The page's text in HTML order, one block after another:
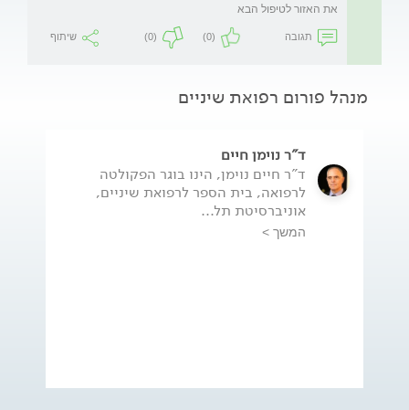
את האזור לטיפול הבא
תגובה (0)
(0) שיתוף
מנהל פורום רפואת שיניים
ד"ר נוימן חיים
ד"ר חיים נוימן, הינו בוגר הפקולטה
לרפואה, בית הספר לרפואת שיניים,
אוניברסיטת תל...
המשך >